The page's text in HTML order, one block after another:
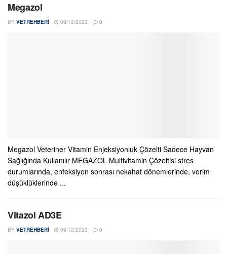
Megazol
BY VETREHBERI 09/12/2023 0
Megazol Veteriner Vitamin Enjeksiyonluk Çözelti Sadece Hayvan
Sağlığında Kullanılır MEGAZOL Multivitamin Çözeltisi stres
durumlarında, enfeksiyon sonrası nekahat dönemlerinde, verim
düşüklüklerinde ...
Vitazol AD3E
BY VETREHBERI 09/12/2023 0